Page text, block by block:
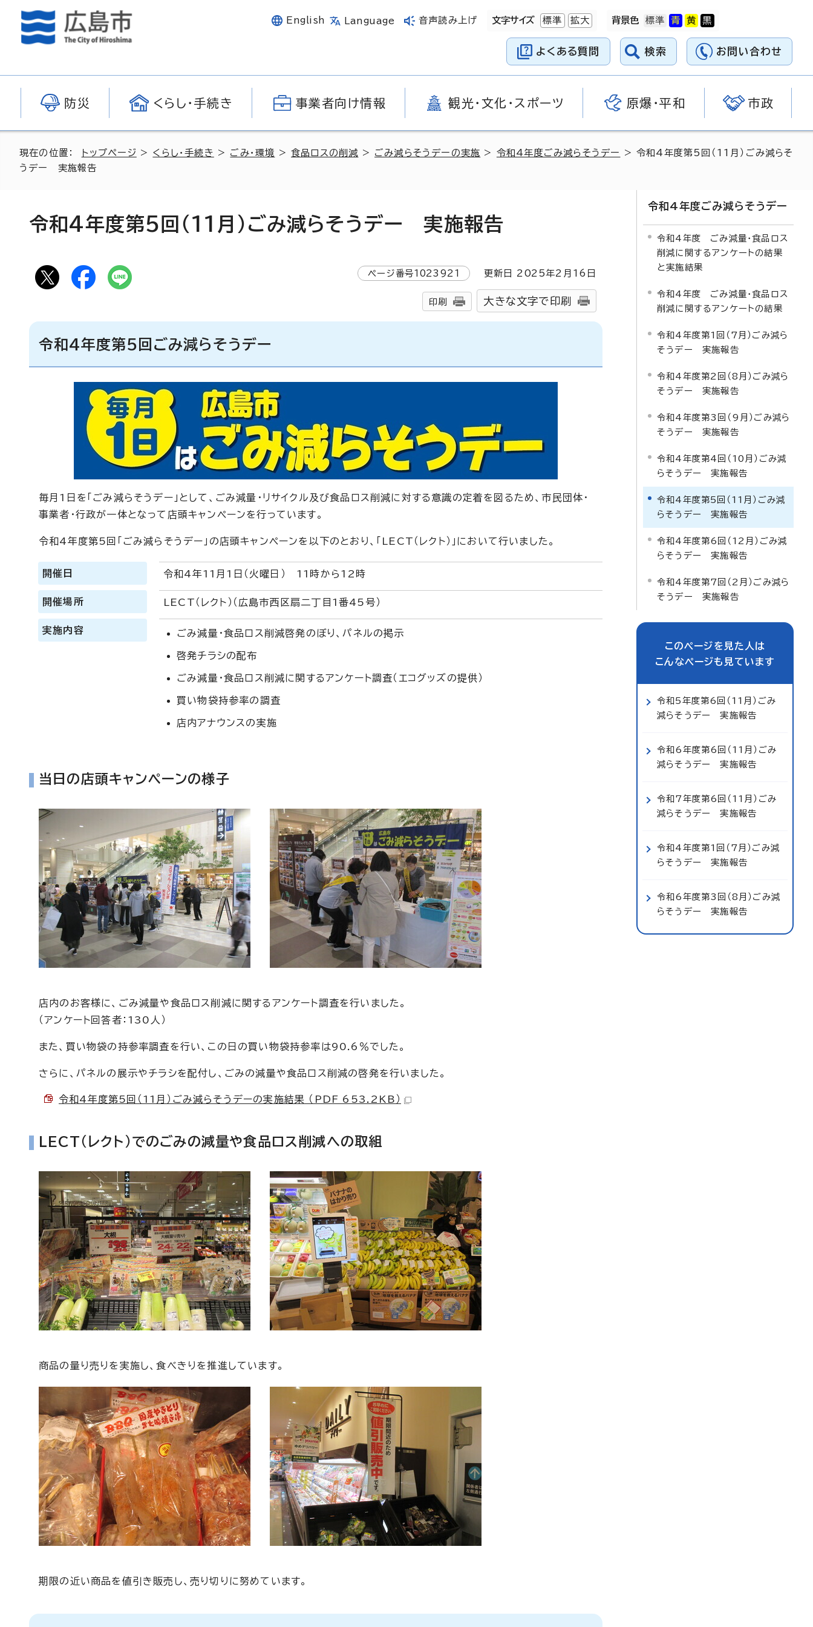
English Language 音声読み上げ 文字サイズ 標準 拡大 背景色
よくある質問 検索 お問い合わせ
防災 くらし・手続き 事業者向け情報 観光・文化・スポーツ 原爆・平和 市政
現在の位置： トップページ > くらし・手続き > ごみ・環境 >食品ロスの削減 > ごみ減らそうデーの実施 > 令和4年度ごみ減らそうデー
> 令和4年度第5回（11月）ごみ減らそ
うデー 実施報告
令和4年度第5回（11月）ごみ減らそうデー 実施報告
ページ番号1023921 更新日 2025年2月 16 日
印刷 大きな文字で印刷
令和4年度第5回ごみ減らそうデー
毎月1日を「ごみ減らそうデー」として、ごみ減量・リサイクル及び食品ロス削減に対する意識の定着を図るため、市民団体・
事業者・行政が一体となって店頭キャンペーンを行っています。
令和4年度第5回「ごみ減らそうデー」の店頭キャンペーンを以下のとおり、「LECT（レクト）」において行いました。
開催日 令和4年11月1日（火曜日） 11時から12時
開催場所 LECT（レクト）（広島市西区扇二丁目1番45号）
実施内容 ごみ減量・食品ロス削減啓発のぼり、パネルの掲示
啓発チラシの配布
ごみ減量・食品ロス削減に関するアンケート調査（エコグッズの提供）
買い物袋持参率の調査
店内アナウンスの実施
当日の店頭キャンペーンの様子
店内のお客様に、ごみ減量や食品ロス削減に関するアンケート調査を行いました。
（アンケート回答者：130人）
また、買い物袋の持参率調査を行い、この日の買い物袋持参率は90.6％でした。
さらに、パネルの展示やチラシを配付し、ごみの減量や食品ロス削減の啓発を行いました。
令和4年度第5回（11月）ごみ減らそうデーの実施結果 （PDF 653.2KB）
LECT（レクト）でのごみの減量や食品ロス削減への取組
商品の量り売りを実施し、食べきりを推進しています。
期限の近い商品を値引き販売し、売り切りに努めています。
令和4年度ごみ減らそうデー
令和4年度 ごみ減量・食品ロス
削減に関するアンケートの結果
と実施結果
令和4年度 ごみ減量・食品ロス
削減に関するアンケートの結果
令和4年度第1回（7月）ごみ減ら
そうデー 実施報告
令和4年度第2回（8月）ごみ減ら
そうデー 実施報告
令和4年度第3回（9月）ごみ減ら
そうデー 実施報告
令和4年度第4回（10月）ごみ減
らそうデー 実施報告
令和4年度第5回（11月）ごみ減
らそうデー 実施報告
令和4年度第6回（12月）ごみ減
らそうデー 実施報告
令和4年度第7回（2月）ごみ減ら
そうデー 実施報告
このページを見た人は
こんなページも見ています
令和5年度第6回（11月）ごみ
減らそうデー 実施報告
令和6年度第6回（11月）ごみ
減らそうデー 実施報告
令和7年度第6回（11月）ごみ
減らそうデー 実施報告
令和4年度第1回（7月）ごみ減
らそうデー 実施報告
令和6年度第3回（8月）ごみ減
らそうデー 実施報告